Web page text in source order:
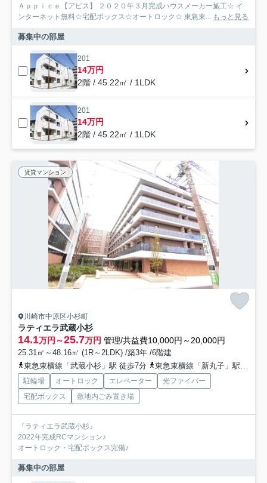
Ａｐｐｉｃｅ【アピス】 ２０２０年３月完成ハウスメーカー施工☆ イ
ンターネット無料☆宅配ボックス☆オートロック☆ 東急東... もっと見る
募集中の部屋
201
14万円
2階 / 45.22㎡ / 1LDK
201
14万円
2階 / 45.22㎡ / 1LDK
賃貸マンション
川崎市中原区小杉町
ラティエラ武蔵小杉
14.1万円～25.7万円 管理/共益費10,000円～20,000円
25.31㎡～48.16㎡ (1R～2LDK) /築3年 /6階建
東急東横線「武蔵小杉」駅 徒歩7分
東急東横線「新丸子」駅 徒歩9分
駐輪場 オートロック エレベーター
光ファイバー
宅配ボックス
敷地内ごみ置き場
『ラティエラ武蔵小杉』
2022年完成RCマンション♪
オートロック・宅配ボックス完備♪
募集中の部屋